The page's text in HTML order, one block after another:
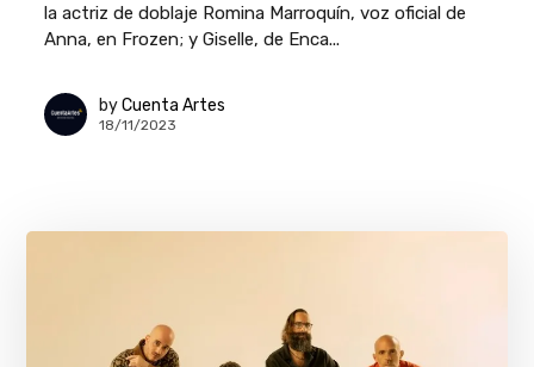
la actriz de doblaje Romina Marroquín, voz oficial de
Anna, en Frozen; y Giselle, de Enca...
by Cuenta Artes
18/11/2023